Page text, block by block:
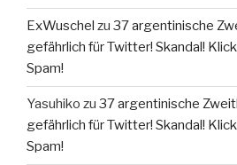
ExWuschel zu 37 argentinische
gefährlich für Twitter! Skandal!
Spam!
Yasuhiko zu 37 argentinische
gefährlich für Twitter! Skandal!
Spam!